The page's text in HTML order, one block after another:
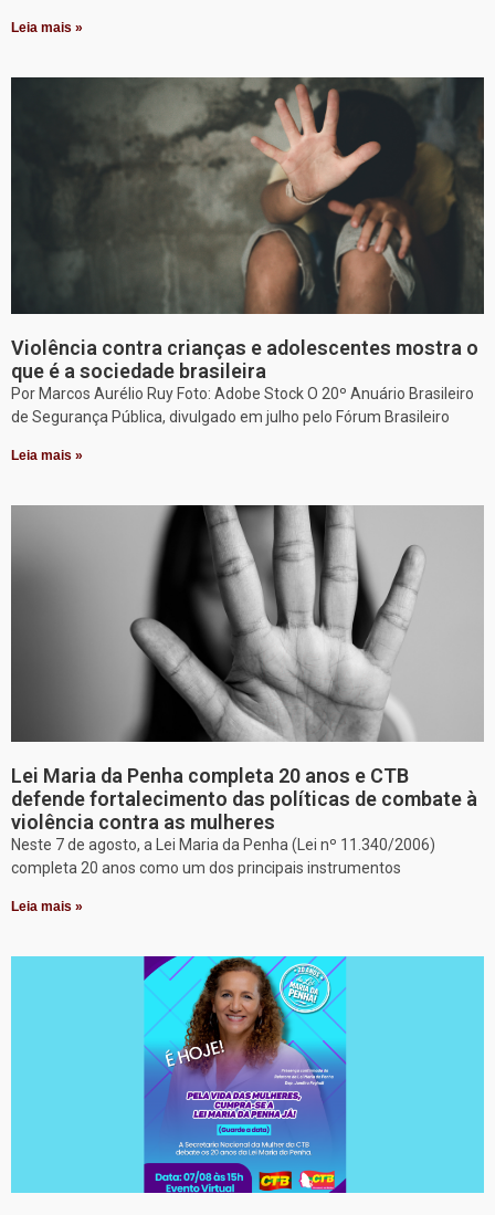
Leia mais »
Violência contra crianças e adolescentes mostra o
que é a sociedade brasileira
Por Marcos Aurélio Ruy Foto: Adobe Stock O 20º Anuário Brasileiro
de Segurança Pública, divulgado em julho pelo Fórum Brasileiro
Leia mais »
Lei Maria da Penha completa 20 anos e CTB
defende fortalecimento das políticas de combate à
violência contra as mulheres
Neste 7 de agosto, a Lei Maria da Penha (Lei nº 11.340/2006)
completa 20 anos como um dos principais instrumentos
Leia mais »